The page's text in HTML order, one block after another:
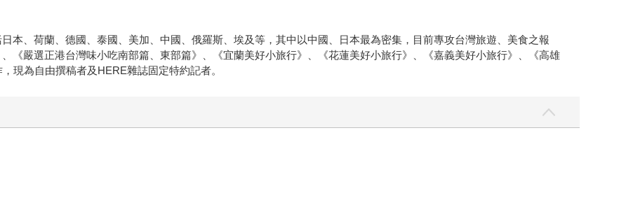
本、荷蘭、德國、泰國、美加、中國、俄羅斯、埃及等，其中以中國、日本最為密集，目前專攻台灣旅遊、美食之報
《嚴選正港台灣味小吃南部篇、東部篇》、《宜蘭美好小旅行》、《花蓮美好小旅行》、《嘉義美好小旅行》、《高雄
現為自由撰稿者及HERE雜誌固定特約記者。